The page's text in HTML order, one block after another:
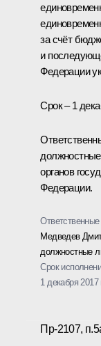
за счёт
и
Федерации
Срок – 1
органов
Федерации.
Ответственные
Медведев
должностные
Срок
1 декабря 2017
Пр-2107,